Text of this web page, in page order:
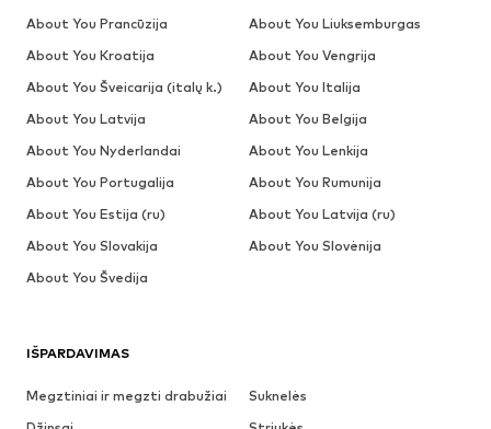
IŠPARDAVIMAS
Megztiniai ir megzti drabužiai
Suknelės
About You Prancūzija
About You Liuksemburgas
About You Kroatija
About You Vengrija
About You Šveicarija (italų k.)
About You Italija
About You Latvija
About You Belgija
About You Nyderlandai
About You Lenkija
About You Portugalija
About You Rumunija
About You Estija (ru)
About You Latvija (ru)
About You Slovakija
About You Slovėnija
About You Švedija